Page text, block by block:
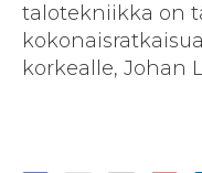
talotekniikka on
korkealle, Johan